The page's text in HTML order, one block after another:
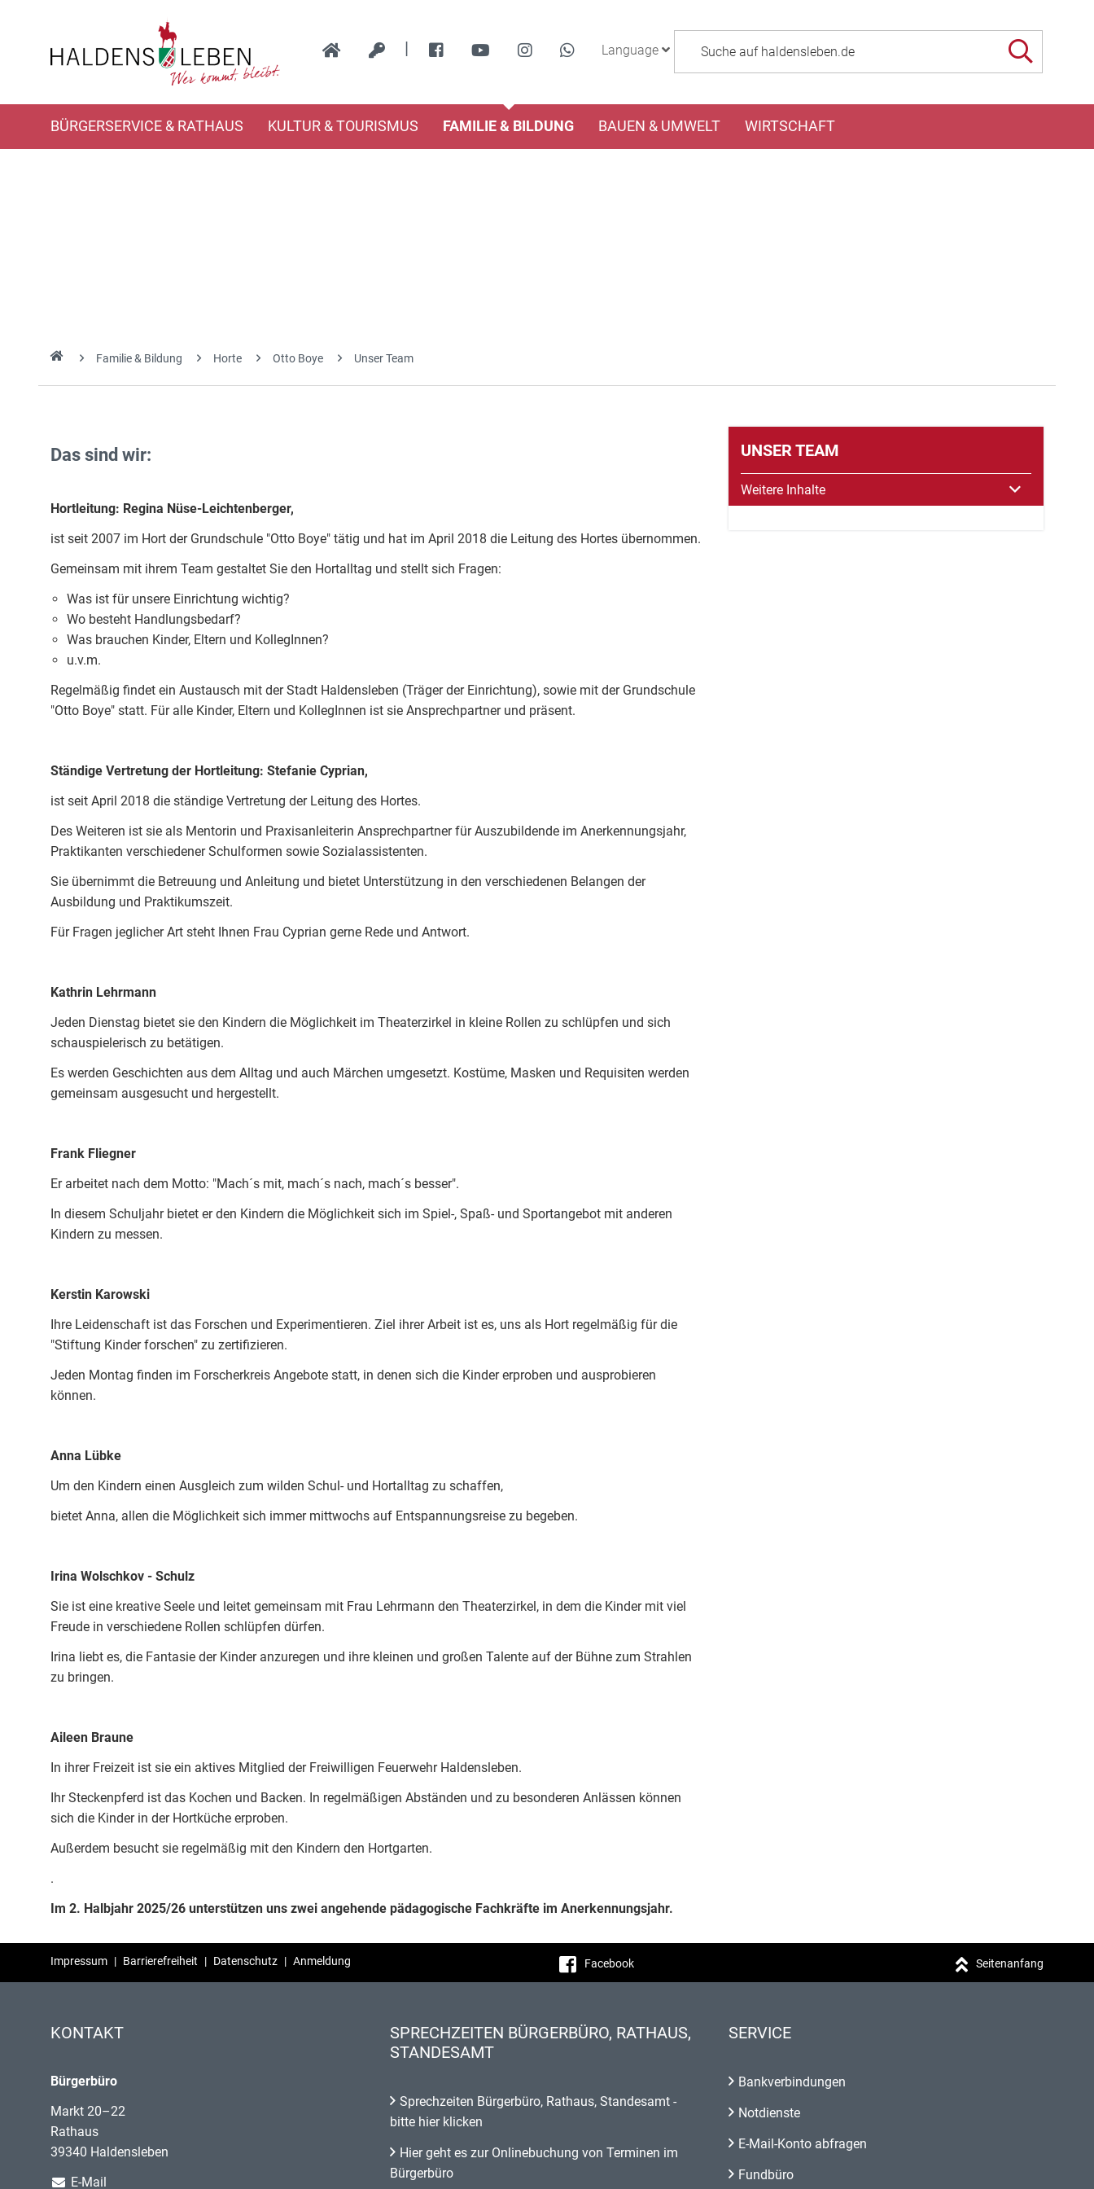
| Language
BÜRGERSERVICE & RATHAUS KULTUR & TOURISMUS FAMILIE & BILDUNG BAUEN & UMWELT WIRTSCHAFT
Familie & Bildung Horte Otto Boye Unser Team
Das sind wir:
Hortleitung: Regina Nüse-Leichtenberger,
ist seit 2007 im Hort der Grundschule "Otto Boye" tätig und hat im April 2018 die Leitung des Hortes übernommen.
Gemeinsam mit ihrem Team gestaltet Sie den Hortalltag und stellt sich Fragen:
Was ist für unsere Einrichtung wichtig?
Wo besteht Handlungsbedarf?
Was brauchen Kinder, Eltern und KollegInnen?
u.v.m.
Regelmäßig findet ein Austausch mit der Stadt Haldensleben (Träger der Einrichtung), sowie mit der Grundschule
"Otto Boye" statt. Für alle Kinder, Eltern und KollegInnen ist sie Ansprechpartner und präsent.
Ständige Vertretung der Hortleitung: Stefanie Cyprian,
ist seit April 2018 die ständige Vertretung der Leitung des Hortes.
Des Weiteren ist sie als Mentorin und Praxisanleiterin Ansprechpartner für Auszubildende im Anerkennungsjahr,
Praktikanten verschiedener Schulformen sowie Sozialassistenten.
Sie übernimmt die Betreuung und Anleitung und bietet Unterstützung in den verschiedenen Belangen der
Ausbildung und Praktikumszeit.
Für Fragen jeglicher Art steht Ihnen Frau Cyprian gerne Rede und Antwort.
Kathrin Lehrmann
Jeden Dienstag bietet sie den Kindern die Möglichkeit im Theaterzirkel in kleine Rollen zu schlüpfen und sich
schauspielerisch zu betätigen.
Es werden Geschichten aus dem Alltag und auch Märchen umgesetzt. Kostüme, Masken und Requisiten werden
gemeinsam ausgesucht und hergestellt.
Frank Fliegner
Er arbeitet nach dem Motto: "Mach´s mit, mach´s nach, mach´s besser".
In diesem Schuljahr bietet er den Kindern die Möglichkeit sich im Spiel-, Spaß- und Sportangebot mit anderen
Kindern zu messen.
Kerstin Karowski
Ihre Leidenschaft ist das Forschen und Experimentieren. Ziel ihrer Arbeit ist es, uns als Hort regelmäßig für die
"Stiftung Kinder forschen" zu zertifizieren.
Jeden Montag finden im Forscherkreis Angebote statt, in denen sich die Kinder erproben und ausprobieren
können.
Anna Lübke
Um den Kindern einen Ausgleich zum wilden Schul- und Hortalltag zu schaffen,
bietet Anna, allen die Möglichkeit sich immer mittwochs auf Entspannungsreise zu begeben.
Irina Wolschkov - Schulz
Sie ist eine kreative Seele und leitet gemeinsam mit Frau Lehrmann den Theaterzirkel, in dem die Kinder mit viel
Freude in verschiedene Rollen schlüpfen dürfen.
Irina liebt es, die Fantasie der Kinder anzuregen und ihre kleinen und großen Talente auf der Bühne zum Strahlen
zu bringen.
Aileen Braune
In ihrer Freizeit ist sie ein aktives Mitglied der Freiwilligen Feuerwehr Haldensleben.
Ihr Steckenpferd ist das Kochen und Backen. In regelmäßigen Abständen und zu besonderen Anlässen können
sich die Kinder in der Hortküche erproben.
Außerdem besucht sie regelmäßig mit den Kindern den Hortgarten.
.
Im 2. Halbjahr 2025/26 unterstützen uns zwei angehende pädagogische Fachkräfte im Anerkennungsjahr.
UNSER TEAM
Weitere Inhalte
Impressum | Barrierefreiheit | Datenschutz | Anmeldung Facebook Seitenanfang
KONTAKT
Bürgerbüro
Markt 20–22
Rathaus
39340 Haldensleben
E-Mail
SPRECHZEITEN BÜRGERBÜRO, RATHAUS,
STANDESAMT
Sprechzeiten Bürgerbüro, Rathaus, Standesamt -
bitte hier klicken
Hier geht es zur Onlinebuchung von Terminen im
Bürgerbüro
SERVICE
Bankverbindungen
Notdienste
E-Mail-Konto abfragen
Fundbüro